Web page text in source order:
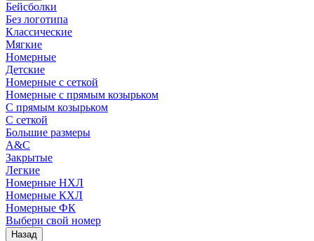
Бейсболки
Без логотипа
Классические
Мягкие
Номерные
Детские
Номерные с сеткой
Номерные с прямым козырьком
С прямым козырьком
С сеткой
Большие размеры
A&C
Закрытые
Легкие
Номерные НХЛ
Номерные КХЛ
Номерные ФК
Выбери свой номер
Назад